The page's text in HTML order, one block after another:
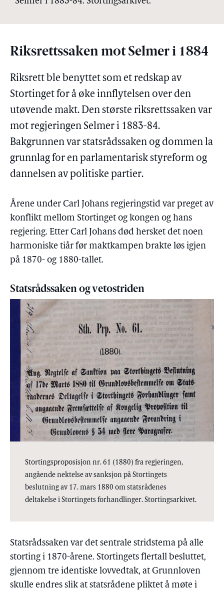
Riksrettssaken mot Selmer i 1884
Riksrett ble benyttet som et redskap av
Stortinget for å øke innflytelsen over den
utøvende makt. Den største riksrettssaken var
mot regjeringen Selmer i 1883-84.
Bakgrunnen var statsrådssaken og dommen la
grunnlag for en parlamentarisk styreform og
dannelsen av politiske partier.
Årene under Carl Johans regjeringstid var preget av
konflikt mellom Stortinget og kongen og hans
regjering. Etter Carl Johans død hersket det noen
harmoniske tiår før maktkampen brakte løs igjen
på 1870- og 1880-tallet.
Statsrådssaken og vetostriden
Stortingsproposisjon nr. 61 (1880) fra regjeringen,
angående nektelse av sanksjon på Stortingets
beslutning av 17. mars 1880 om statsrådenes
deltakelse i Stortingets forhandlinger. Stortingsarkivet.
Statsrådssaken var det sentrale stridstema på alle
storting i 1870-årene. Stortingets flertall besluttet,
gjennom tre identiske lovvedtak, at Grunnloven
skulle endres slik at statsrådene pliktet å møte i